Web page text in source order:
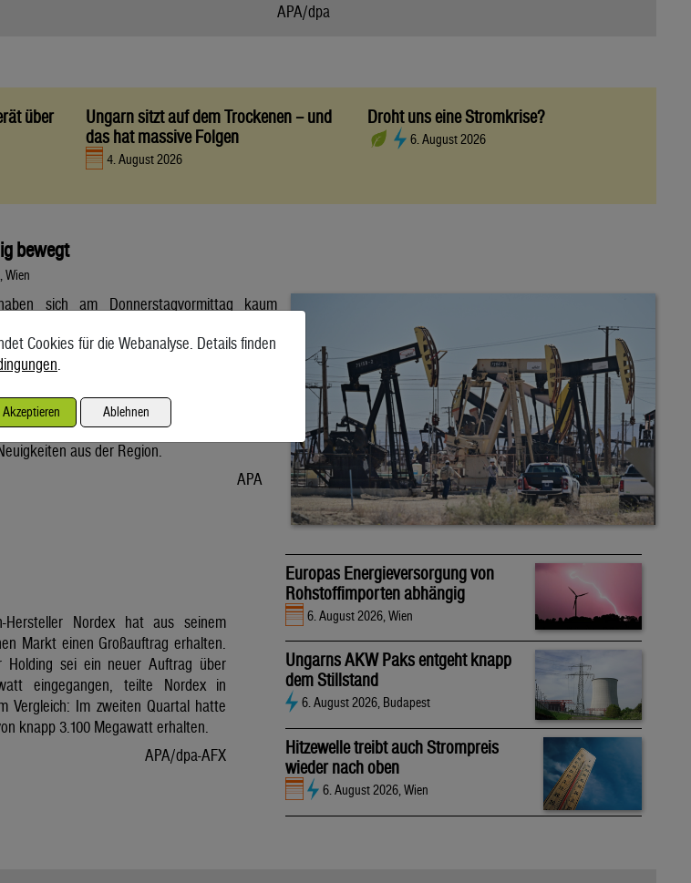
APA/dpa
über
Ungarn sitzt auf dem Trockenen – und
das hat massive Folgen
4. August 2026
Droht uns eine Stromkrise?
6. August 2026
bewegt
Wien
sich am Donnerstagvormittag kaum
mit Lieferung Oktober kostete am
Dollar und damit 0,4 Prozent mehr als am
diese ist er am Dienstag wegen der Hoffnung
im Iran-Krieg gesunken. Seitdem warten
aus der Region.
APA
Hersteller Nordex hat aus seinem
Markt einen Großauftrag erhalten.
Holding sei ein neuer Auftrag über
eingegangen, teilte Nordex in
Vergleich: Im zweiten Quartal hatte
knapp 3.100 Megawatt erhalten.
APA/dpa-AFX
Europas Energieversorgung von
Rohstoffimporten abhängig
6. August 2026, Wien
Ungarns AKW Paks entgeht knapp
dem Stillstand
6. August 2026, Budapest
Hitzewelle treibt auch Strompreis
wieder nach oben
6. August 2026, Wien
Cookies für die Webanalyse. Details finden
.
Akzeptieren Ablehnen